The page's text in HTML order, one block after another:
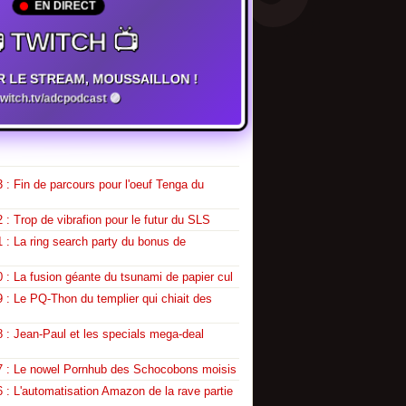
EN DIRECT
TWITCH 📺
LE STREAM, MOUSSAILLON !
adcpodcast 🟣
: Fin de parcours pour l'oeuf Tenga du
: Trop de vibrafion pour le futur du SLS
: La ring search party du bonus de
: La fusion géante du tsunami de papier cul
: Le PQ-Thon du templier qui chiait des
: Jean-Paul et les specials mega-deal
: Le nowel Pornhub des Schocobons moisis
: L'automatisation Amazon de la rave partie